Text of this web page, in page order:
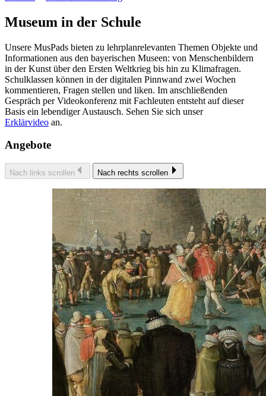
Museum in der Schule
Unsere MusPads bieten zu lehrplanrelevanten Themen Objekte und
Informationen aus den bayerischen Museen: von Menschenbildern
in der Kunst über den Ersten Weltkrieg bis hin zu Klimafragen.
Schulklassen können in der digitalen Pinnwand zwei Wochen
kommentieren, Fragen stellen und liken. Im anschließenden
Gespräch per Videokonferenz mit Fachleuten entsteht auf dieser
Basis ein lebendiger Austausch. Sehen Sie sich unser
Erklärvideo an.
Angebote
Nach links scrollen Nach rechts scrollen